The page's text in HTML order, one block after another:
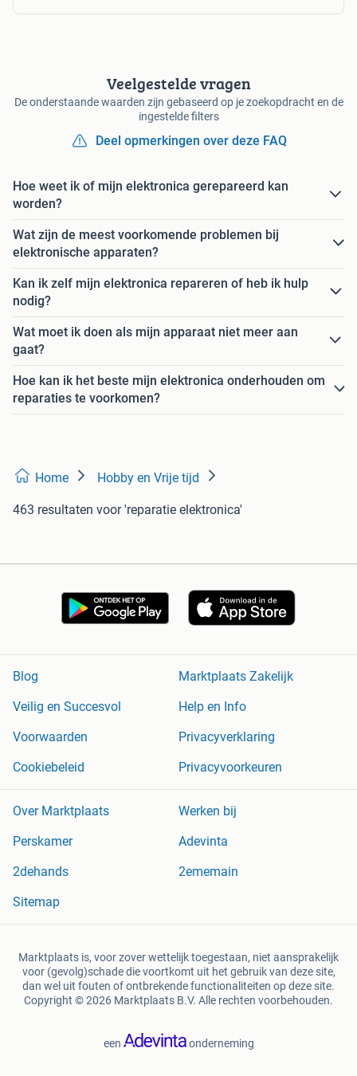
Veelgestelde vragen
De onderstaande waarden zijn gebaseerd op je zoekopdracht en de
ingestelde filters
Deel opmerkingen over deze FAQ
Hoe weet ik of mijn elektronica gerepareerd kan
worden?
Wat zijn de meest voorkomende problemen bij
elektronische apparaten?
Kan ik zelf mijn elektronica repareren of heb ik hulp
nodig?
Wat moet ik doen als mijn apparaat niet meer aan
gaat?
Hoe kan ik het beste mijn elektronica onderhouden om
reparaties te voorkomen?
Home Hobby en Vrije tijd
463 resultaten voor 'reparatie elektronica'
Blog
Marktplaats Zakelijk
Veilig en Succesvol
Help en Info
Voorwaarden
Privacyverklaring
Cookiebeleid
Privacyvoorkeuren
Over Marktplaats
Werken bij
Perskamer
Adevinta
2dehands
2ememain
Sitemap
Marktplaats is, voor zover wettelijk toegestaan, niet aansprakelijk
voor (gevolg)schade die voortkomt uit het gebruik van deze site,
dan wel uit fouten of ontbrekende functionaliteiten op deze site.
Copyright © 2026 Marktplaats B.V. Alle rechten voorbehouden.
een onderneming